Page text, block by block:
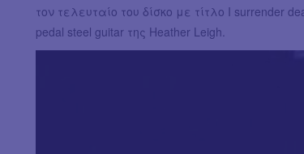
τον τελευταίο του δίσκο με τίτλο Ι surrender
pedal steel guitar της Heather Leigh.